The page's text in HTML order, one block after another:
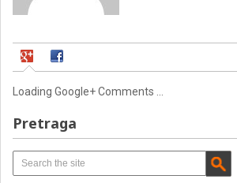
Loading Google+ Comments ...
Pretraga